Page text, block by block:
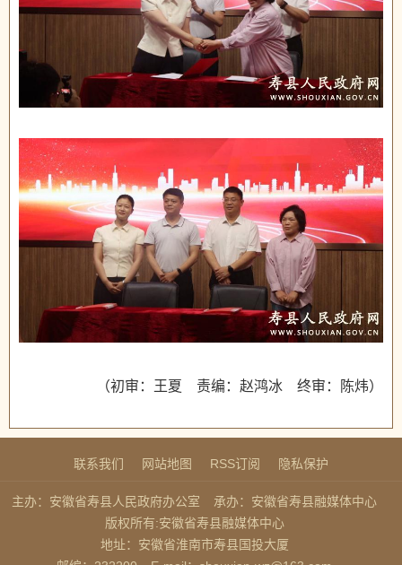
（初审：王夏 责编：赵鸿冰 终审：陈炜）
联系我们 网站地图 RSS订阅 隐私保护
主办：安徽省寿县人民政府办公室
承办：安徽省寿县融媒体中心
版权所有:安徽省寿县融媒体中心
地址：安徽省淮南市寿县国投大厦